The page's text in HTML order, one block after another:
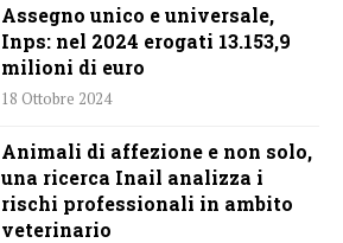
Assegno unico e universale,
Inps: nel 2024 erogati 13.153,9
milioni di euro
18 Ottobre 2024
Animali di affezione e non solo,
una ricerca Inail analizza i
rischi professionali in ambito
veterinario